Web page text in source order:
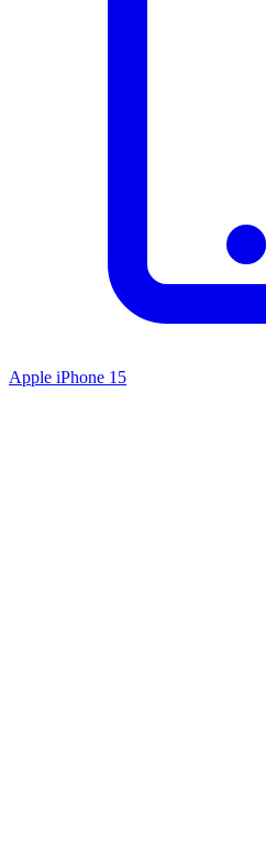
Apple iPhone 15